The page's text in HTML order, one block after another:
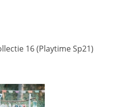
16 (Playtime Sp21)